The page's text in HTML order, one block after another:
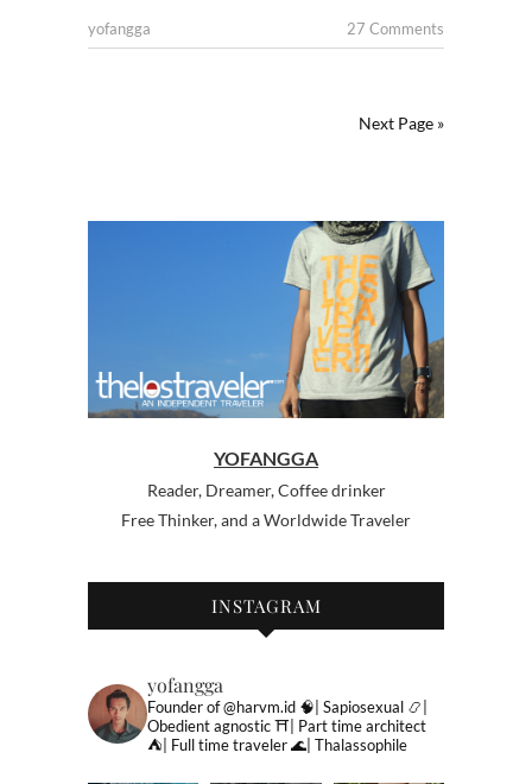
yofangga 27 Comments
Next Page »
YOFANGGA
Reader, Dreamer, Coffee drinker
Free Thinker, and a Worldwide Traveler
INSTAGRAM
yofangga
Founder of @harvm.id 🧠| Sapiosexual 📿|
Obedient agnostic⛩| Part time architect
⛺️| Full time traveler🌊| Thalassophile